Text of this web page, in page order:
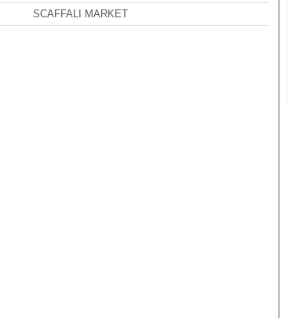
SCAFFALI MARKET